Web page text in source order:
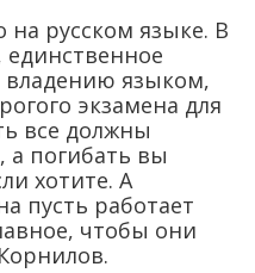
на русском языке. В
единственное
владению языком,
экзамена для
все должны
а погибать вы
хотите. А
пусть работает
чтобы они